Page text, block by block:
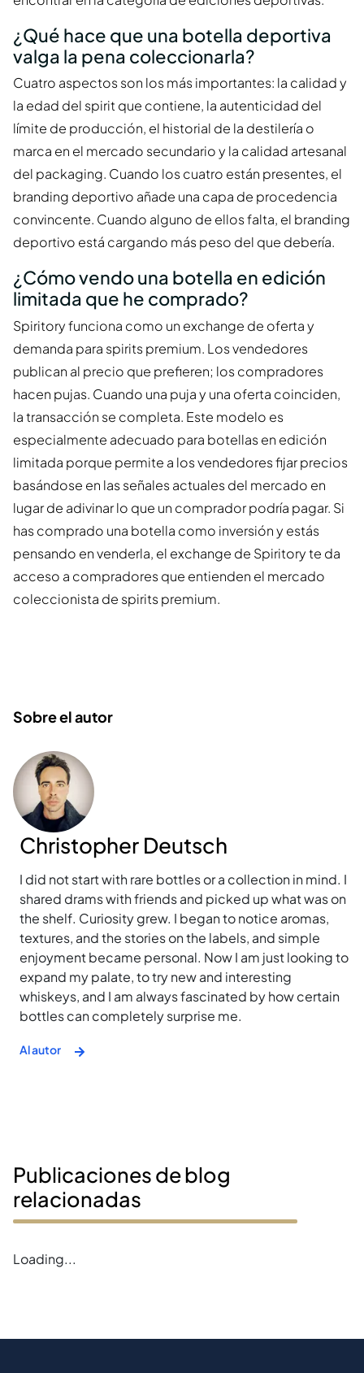
¿Qué hace que una botella deportiva
valga la pena coleccionarla?
Cuatro aspectos son los más importantes: la calidad y
la edad del spirit que contiene, la autenticidad del
límite de producción, el historial de la destilería o
marca en el mercado secundario y la calidad artesanal
del packaging. Cuando los cuatro están presentes, el
branding deportivo añade una capa de procedencia
convincente. Cuando alguno de ellos falta, el branding
deportivo está cargando más peso del que debería.
¿Cómo vendo una botella en edición
limitada que he comprado?
Spiritory funciona como un exchange de oferta y
demanda para spirits premium. Los vendedores
publican al precio que prefieren; los compradores
hacen pujas. Cuando una puja y una oferta coinciden,
la transacción se completa. Este modelo es
especialmente adecuado para botellas en edición
limitada porque permite a los vendedores fijar precios
basándose en las señales actuales del mercado en
lugar de adivinar lo que un comprador podría pagar. Si
has comprado una botella como inversión y estás
pensando en venderla, el exchange de Spiritory te da
acceso a compradores que entienden el mercado
coleccionista de spirits premium.
Sobre el autor
Christopher Deutsch
I did not start with rare bottles or a collection in mind. I
shared drams with friends and picked up what was on
the shelf. Curiosity grew. I began to notice aromas,
textures, and the stories on the labels, and simple
enjoyment became personal. Now I am just looking to
expand my palate, to try new and interesting
whiskeys, and I am always fascinated by how certain
bottles can completely surprise me.
Al autor
Publicaciones de blog
relacionadas
Error loading magazines